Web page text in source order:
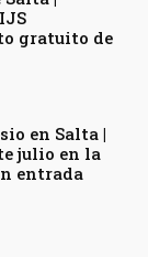
gratuito de
en Salta |
julio en la
entrada